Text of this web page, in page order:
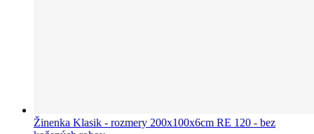
Žinenka Klasik - rozmery 200x100x6cm RE 120 - bez